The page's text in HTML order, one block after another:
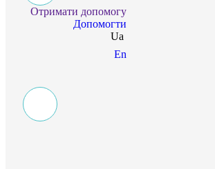
Отримати допомогу
Допомогти
Ua
En